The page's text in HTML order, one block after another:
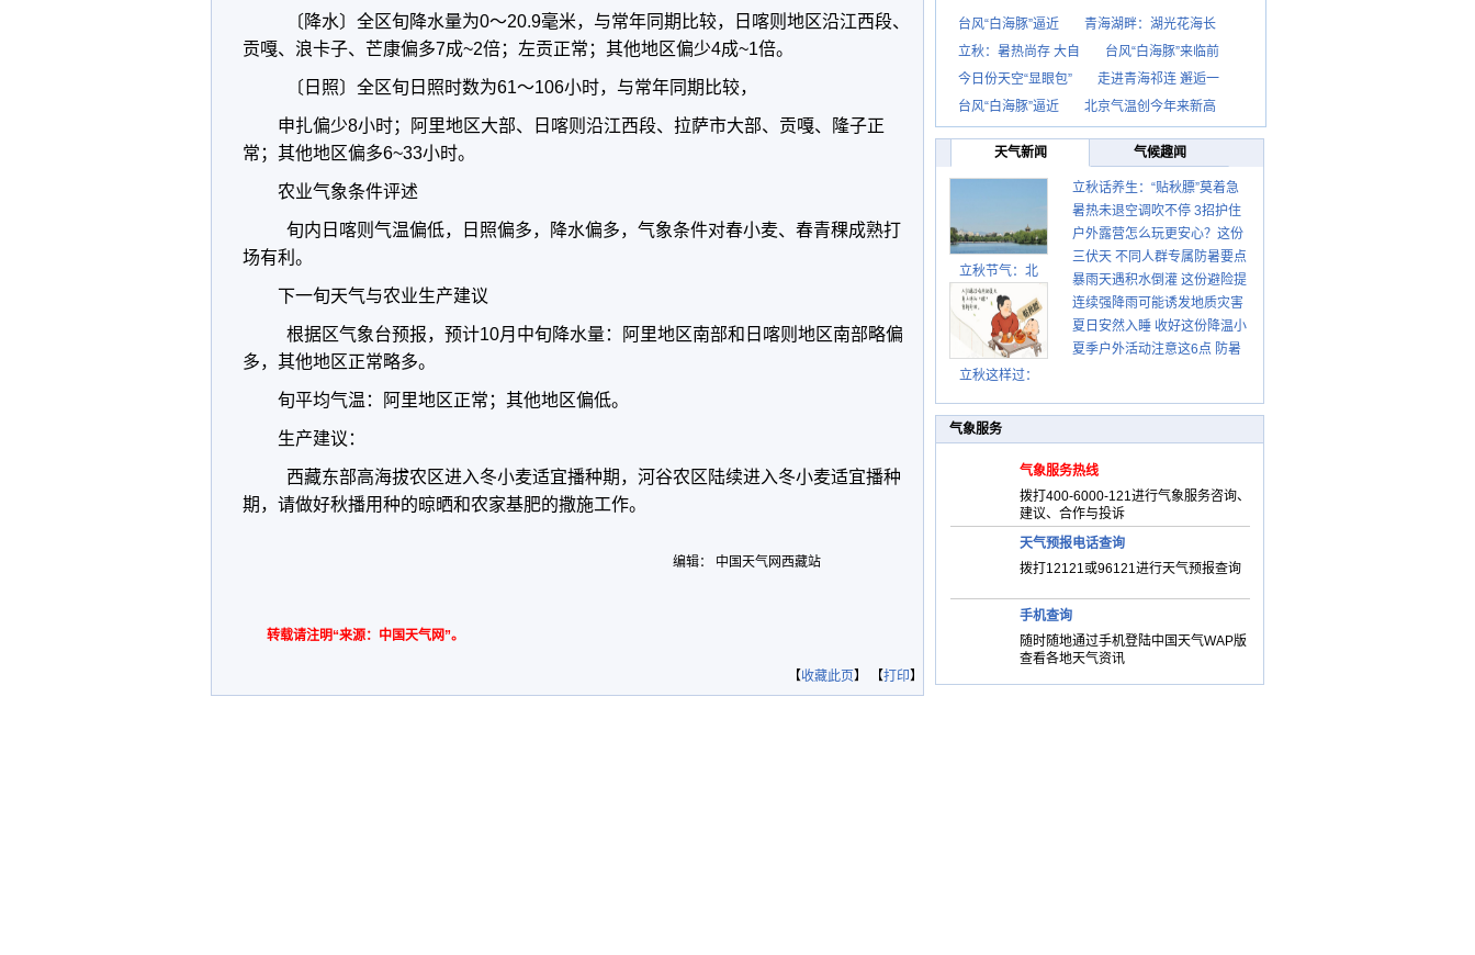
〔降水〕全区旬降水量为0～20.9毫米，与常年同期比较，日喀则地区沿江西段、
贡嘎、浪卡子、芒康偏多7成~2倍；左贡正常；其他地区偏少4成~1倍。
〔日照〕全区旬日照时数为61～106小时，与常年同期比较，
申扎偏少8小时；阿里地区大部、日喀则沿江西段、拉萨市大部、贡嘎、隆子正
常；其他地区偏多6~33小时。
农业气象条件评述
旬内日喀则气温偏低，日照偏多，降水偏多，气象条件对春小麦、春青稞成熟打
场有利。
下一旬天气与农业生产建议
根据区气象台预报，预计10月中旬降水量：阿里地区南部和日喀则地区南部略偏
多，其他地区正常略多。
旬平均气温：阿里地区正常；其他地区偏低。
生产建议：
西藏东部高海拔农区进入冬小麦适宜播种期，河谷农区陆续进入冬小麦适宜播种
期，请做好秋播用种的晾晒和农家基肥的撒施工作。
编辑： 中国天气网西藏站
转载请注明“来源：中国天气网”。
【收藏此页】 【打印】
台风“白海豚”逼近
青海湖畔：湖光花海长
立秋：暑热尚存 大自
台风“白海豚”来临前
今日份天空“显眼包”
走进青海祁连 邂逅一
台风“白海豚”逼近
北京气温创今年来新高
天气新闻 气候趣闻
立秋节气：北
立秋这样过：
立秋话养生：“贴秋膘”莫着急
先清暑再防燥
暑热未退空调吹不停 3招护住
肩颈不酸痛
户外露营怎么玩更安心？这份
攻略请收好
三伏天 不同人群专属防暑要点
请收好
暴雨天遇积水倒灌 这份避险提
示请收好
连续强降雨可能诱发地质灾害
这些前兆要知道
夏日安然入睡 收好这份降温小
贴士
夏季户外活动注意这6点 防暑
气象服务
气象服务热线
拨打400-6000-121进行气象服务咨询、
建议、合作与投诉
天气预报电话查询
拨打12121或96121进行天气预报查询
手机查询
随时随地通过手机登陆中国天气WAP版
查看各地天气资讯